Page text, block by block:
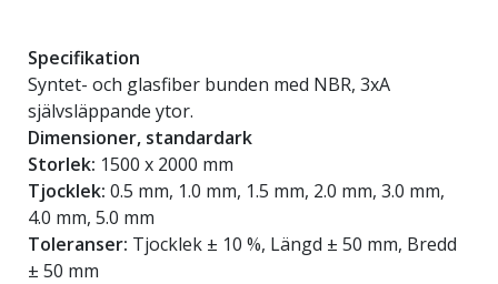
Specifikation
Syntet- och glasfiber bunden med NBR, 3xA
självsläppande ytor.
Dimensioner, standardark
Storlek: 1500 x 2000 mm
Tjocklek: 0.5 mm, 1.0 mm, 1.5 mm, 2.0 mm, 3.0 mm,
4.0 mm, 5.0 mm
Toleranser: Tjocklek ± 10 %, Längd ± 50 mm, Bredd
± 50 mm